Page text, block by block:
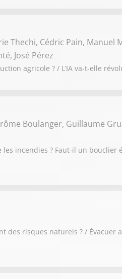
Thechi, Cédric Pain, Manuel
José Pérez
agricole ? / L’IA va-t-elle
Boulanger, Guillaume
incendies ? Faut-il un bouclier
risques naturels ? / Évacuer